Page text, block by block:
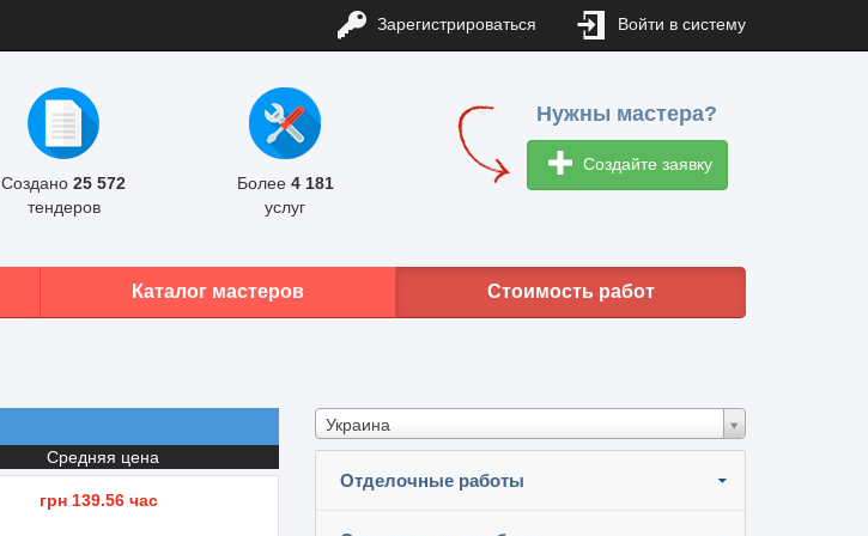
Зарегистрироваться Войти в систему
Создано 25 572
тендеров
Более 4 181
услуг
Нужны мастера?
Создайте заявку
Каталог мастеров Стоимость работ
Украина
Отделочные работы
Средняя цена
грн 139.56час